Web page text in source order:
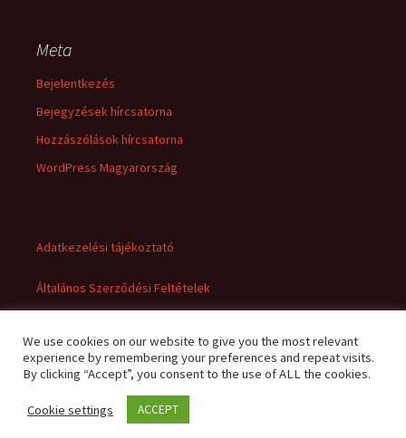
Meta
Bejelentkezés
Bejegyzések hírcsatorna
Hozzászólások hírcsatorna
WordPress Magyarország
Adatkezelési tájékoztató
Általános Szerződési Feltételek
Adatkezelési tájékoztató
We use cookies on our website to give you the most relevant
experience by remembering your preferences and repeat visits.
By clicking “Accept”, you consent to the use of ALL the cookies.
Cookie settings ACCEPT